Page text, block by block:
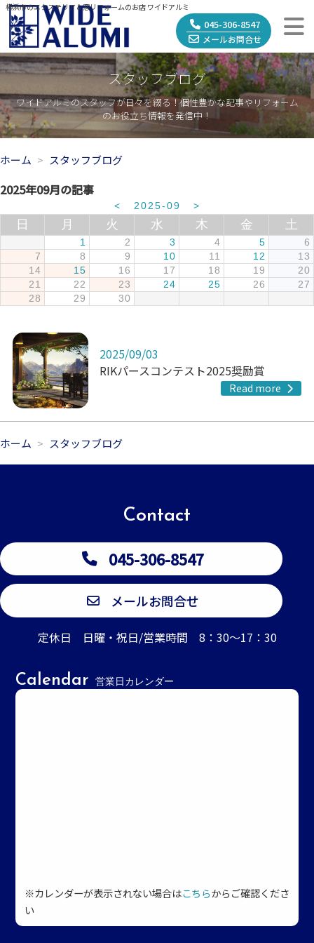
横浜市のエクステリア＆窓リフォームのお店 ワイドアルミ
045-306-8547
メールお問合せ
スタッフブログ
ワイドアルミのスタッフが日々を綴る！個性豊かな記事やリフォーム
のお役立ち情報を発信中！
ホーム スタッフブログ
2025年09月の記事
< 2025-09 >
日 月 火 水 木 金 土
1 2 3 4 5
6
7
8 9 10 11 12
13
14
15 16 17 18 19
20
21
22 23 24 25 26
27
28
29 30
2025/09/03
RIKパースコンテスト2025奨励賞
Read more
ホーム スタッフブログ
Contact
045-306-8547
メールお問合せ
定休日 日曜・祝日/営業時間 8：30～17：30
Calendar 営業日カレンダー
※カレンダーが表示されない場合はこちらからご確認くださ
い